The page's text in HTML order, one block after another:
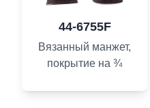
44-6755F
Вязанный манжет,
покрытие на ¾